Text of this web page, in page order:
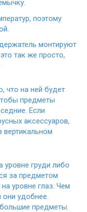
поэтому
монтируют
так же просто,
что на ней будет
предметы
Если
аксессуаров,
вертикальном
груди либо
за предметом
уровне глаз. Чем
удобнее.
предметы.